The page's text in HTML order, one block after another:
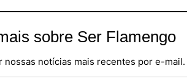
sobre Ser Flamengo
nossas notícias mais recentes por e-mail.